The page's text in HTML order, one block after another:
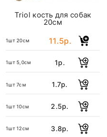
Triol кость для собак
20см
1шт 20см 11.5р.
1шт 5,0см 1р.
1шт 7см 1.7р.
1шт 10см 2.5р.
1шт 12см 3.8р.